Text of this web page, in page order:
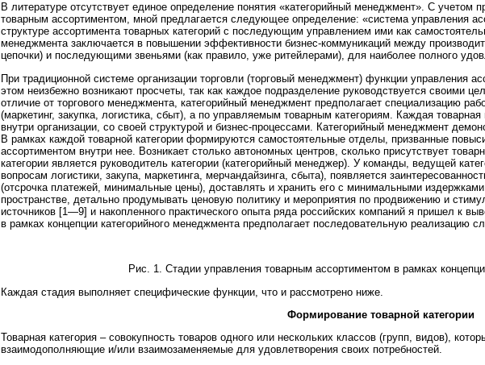
В литературе отсутствует единое определение понятия «категорийный менеджмент». С учетом
товарным ассортиментом, мной предлагается следующее определение: «система управления
структуре ассортимента товарных категорий с последующим управлением ими как
менеджмента заключается в повышении эффективности бизнес-коммуникаций между
цепочки) и последующими звеньями (как правило, уже ритейлерами), для наиболее полного
При традиционной системе организации торговли (торговый менеджмент) функции управления
этом неизбежно возникают просчеты, так как каждое подразделение руководствуется своими
отличие от торгового менеджмента, категорийный менеджмент предполагает специализацию
(маркетинг, закупка, логистика, сбыт), а по управляемым товарным категориям. Каждая
внутри организации, со своей структурой и бизнес-процессами. Категорийный менеджмент
В рамках каждой товарной категории формируются самостоятельные отделы, призванные
ассортиментом внутри нее. Возникает столько автономных центров, сколько присутствует
категории является руководитель категории (категорийный менеджер). У команды, ведущей
вопросам логистики, закупа, маркетинга, мерчандайзинга, сбыта), появляется
(отсрочка платежей, минимальные цены), доставлять и хранить его с минимальными
пространстве, детально продумывать ценовую политику и мероприятия по продвижению и
источников [1—9] и накопленного практического опыта ряда российских компаний я пришел к
в рамках концепции категорийного менеджмента предполагает последовательную реализацию
Рис. 1. Стадии управления товарным ассортиментом в рамках
Каждая стадия выполняет специфические функции, что и рассмотрено ниже.
Формирование товарной категории
Товарная категория – совокупность товаров одного или нескольких классов (групп, видов),
взаимодополняющие и/или взаимозаменяемые для удовлетворения своих потребностей.